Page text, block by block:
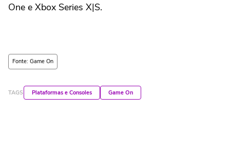
One e Xbox Series X|S.
Fonte: Game On
TAGS Plataformas e Consoles Game On